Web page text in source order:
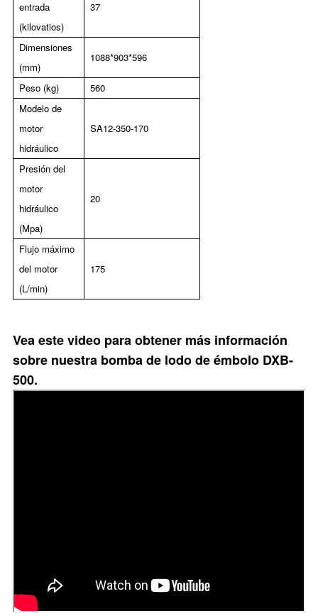
entrada
(kilovatios)
37
Dimensiones
(mm)
1088*903*596
Peso (kg)
560
Modelo de
motor
hidráulico
SA12-350-170
Presión del
motor
hidráulico
(Mpa)
20
Flujo máximo
del motor
(L/min)
175
Vea este video para obtener más información
sobre nuestra bomba de lodo de émbolo DXB-
500.